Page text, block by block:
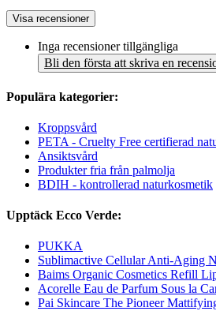
Visa recensioner
Inga recensioner tillgängliga
Bli den första att skriva en
Populära kategorier:
Kroppsvård
PETA - Cruelty Free certifierad
Ansiktsvård
Produkter fria från palmolja
BDIH - kontrollerad naturkosmetik
Upptäck Ecco Verde:
PUKKA
Sublimactive Cellular Anti-Aging
Baims Organic Cosmetics Refill
Acorelle Eau de Parfum Sous la
Pai Skincare The Pioneer